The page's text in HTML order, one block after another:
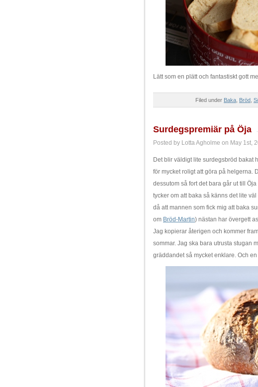
Lätt som en plätt och fantastiskt gott
Filed under Baka Bröd
Surdegspremiär på Öja
Posted by Lotta Agholme on May 1st,
Det blir väldigt lite surdegsbröd bakat
för mycket roligt att göra på helgerna.
dessutom så fort det bara går ut till
tycker om att baka så känns det lite
då att mannen som fick mig att baka
om Bröd-Martin) nästan har övergett
Jag kopierar återigen och kommer
sommar. Jag ska bara utrusta stugan
gräddandet så mycket enklare. Och